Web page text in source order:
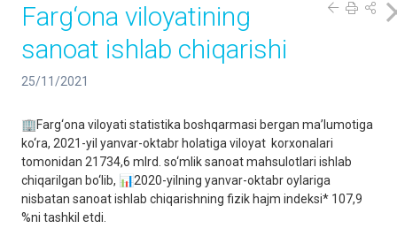
Farg‘ona viloyatining
sanoat ishlab chiqarishi
25/11/2021
🏢Farg‘ona viloyati statistika boshqarmasi bergan ma’lumotiga
ko‘ra, 2021-yil yanvar-oktabr holatiga viloyat korxonalari
tomonidan 21734,6 mlrd. so‘mlik sanoat mahsulotlari ishlab
chiqarilgan bo‘lib, 📊2020-yilning yanvar-oktabr oylariga
nisbatan sanoat ishlab chiqarishning fizik hajm indeksi* 107,9
%ni tashkil etdi.